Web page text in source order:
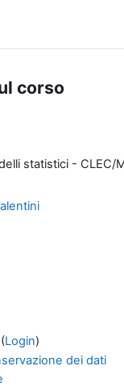
corso
statistici - CLEC/
Login)
dei dati